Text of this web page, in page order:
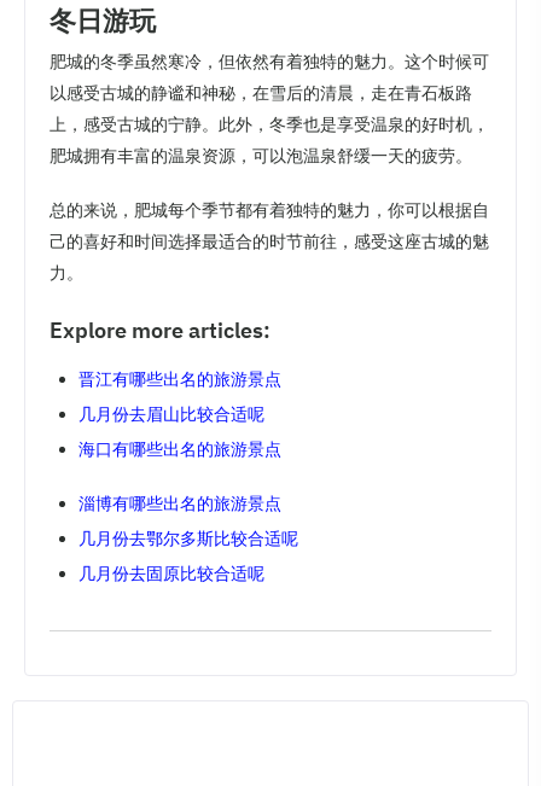
冬日游玩
肥城的冬季虽然寒冷，但依然有着独特的魅力。这个时候可
以感受古城的静谧和神秘，在雪后的清晨，走在青石板路
上，感受古城的宁静。此外，冬季也是享受温泉的好时机，
肥城拥有丰富的温泉资源，可以泡温泉舒缓一天的疲劳。
总的来说，肥城每个季节都有着独特的魅力，你可以根据自
己的喜好和时间选择最适合的时节前往，感受这座古城的魅
力。
Explore more articles:
晋江有哪些出名的旅游景点
几月份去眉山比较合适呢
海口有哪些出名的旅游景点
淄博有哪些出名的旅游景点
几月份去鄂尔多斯比较合适呢
几月份去固原比较合适呢